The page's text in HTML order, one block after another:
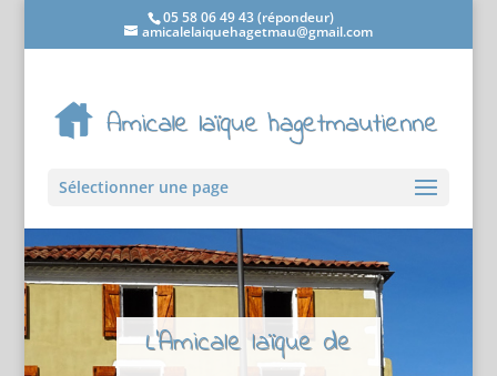
05 58 06 49 43 (répondeur)
amicalelaiquehagetmau@gmail.com
Sélectionner une page
L'Amicale laïque de